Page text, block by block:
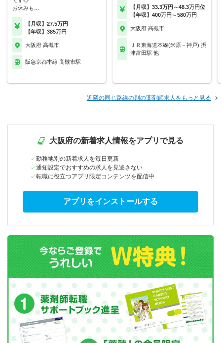
お休みも…
【月収】27.5万円
【年収】385万円
大阪府 高槻市
阪急京都本線 高槻市駅
【月収】33.3万円～48.3万円位
【年収】400万円～580万円
大阪府 高槻市
ＪＲ東海道本線(米原－神戸) 摂
津富田駅 他
近隣の同じ路線の別の薬剤師求人をもっと見る
大阪府の新着求人情報をアプリで見る
勤務地別の新着求人を毎日更新
通知設定でおすすめの求人を見逃さない
転職に役立つアプリ限定コンテンツを配信中
アプリをインストールする